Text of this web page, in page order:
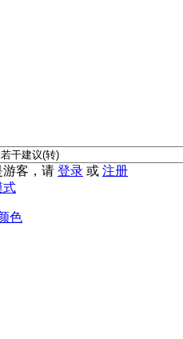
游客，请 登录 或 注册
式
色